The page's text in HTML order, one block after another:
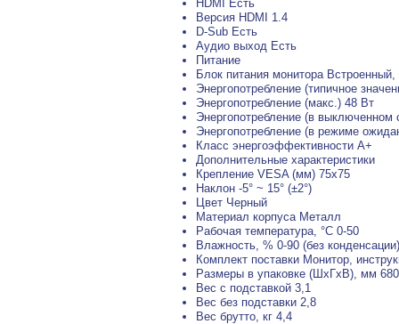
HDMI Есть
Версия HDMI 1.4
D-Sub Есть
Аудио выход Есть
Питание
Блок питания монитора
Энергопотребление (типичное
Энергопотребление (макс.) 48 Вт
Энергопотребление (в выключенном
Энергопотребление (в режиме
Класс энергоэффективности A+
Дополнительные характеристики
Крепление VESA (мм) 75x75
Наклон -5° ~ 15° (±2°)
Цвет Черный
Материал корпуса Металл
Рабочая температура, °C 0-50
Влажность, % 0-90 (без конденсации)
Комплект поставки Монитор,
Размеры в упаковке (ШxГxВ), мм
Вес с подставкой 3,1
Вес без подставки 2,8
Вес брутто, кг 4,4